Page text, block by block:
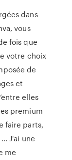
dans
vous
fois que
votre choix
de
et
elles
premium
faire parts,
J'ai une
me